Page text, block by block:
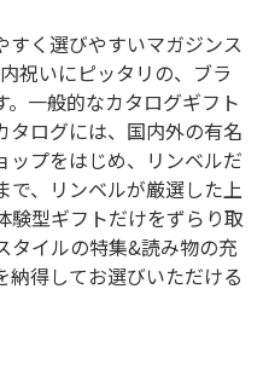
すく選びやすいマガジンス
祝いにピッタリの、ブラ
一般的なカタログギフト
タログには、国内外の有名
ップをはじめ、リンベルだ
で、リンベルが厳選した上
験型ギフトだけをずらり取
タイルの特集&読み物の充
納得してお選びいただける